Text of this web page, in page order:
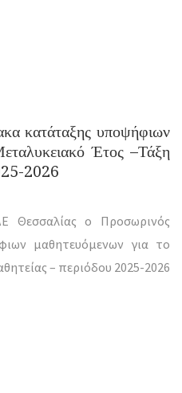
κατάταξης υποψήφιων
Έτος –Τάξη
2026
Θεσσαλίας ο Προσωρινός
μαθητευόμενων για το
– περιόδου 2025-2026